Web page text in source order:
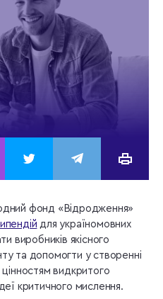
фонд «Відродження»
для україномовних
виробників якісного
та допомогти у створенні
видкритого
критичного мислення.